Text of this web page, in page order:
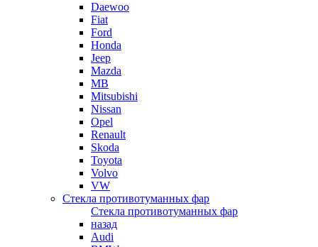
Daewoo
Fiat
Ford
Honda
Jeep
Mazda
MB
Mitsubishi
Nissan
Opel
Renault
Skoda
Toyota
Volvo
VW
Стекла противотуманных фар
Стекла противотуманных фар
назад
Audi